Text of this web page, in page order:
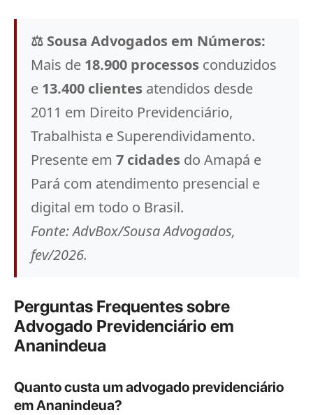
⚖️ Sousa Advogados em Números:
Mais de 18.900 processos conduzidos
e 13.400 clientes atendidos desde
2011 em Direito Previdenciário,
Trabalhista e Superendividamento.
Presente em 7 cidades do Amapá e
Pará com atendimento presencial e
digital em todo o Brasil.
Fonte: AdvBox/Sousa Advogados,
fev/2026.
Perguntas Frequentes sobre
Advogado Previdenciário em
Ananindeua
Quanto custa um advogado previdenciário
em Ananindeua?